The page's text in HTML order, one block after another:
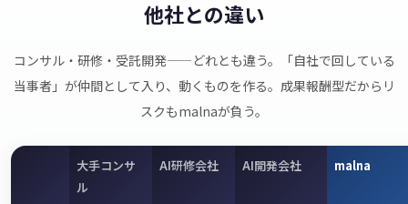
他社との違い
コンサル・研修・受託開発——どれとも違う。「自社で回している
当事者」が仲間として入り、動くものを作る。成果報酬型だからリ
スクもmalnaが負う。
大手コンサ
ル
AI研修会社 AI開発会社 malna